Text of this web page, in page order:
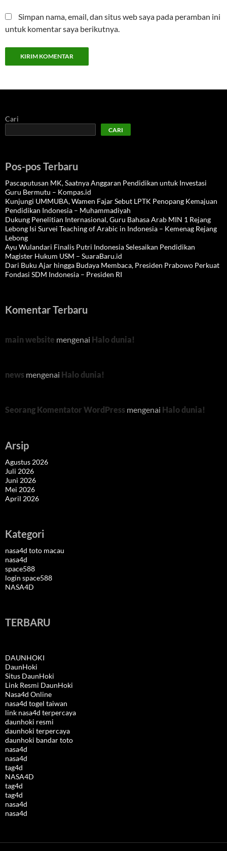
Simpan nama, email, dan situs web saya pada peramban ini
untuk komentar saya berikutnya.
Cari
CARI
Pos-pos Terbaru
Pascaputusan MK, Saatnya Anggaran Pendidikan untuk Investasi
Guru Bermutu – Kompas.id
Kunjungi UMMUBA, Wamen Fajar Sebut LPTK Penopang Kemajuan
Pendidikan Indonesia – Muhammadiyah
Dukung Penelitian Internasional, Guru Bahasa Arab MIN 1 Rejang
Lebong Isi Survei Teaching of Arabic in Indonesia – Kemenag Rejang
Lebong
Ayu Wulandari Finalis Putri Indonesia Selesaikan Pendidikan
Magister Hukum USM – SuaraBaru.id
Dari Buku Ajar hingga Budaya Membaca, Presiden Prabowo Perkuat
Fondasi SDM Indonesia – Presiden RI
Komentar Terbaru
main website mengenai Halo dunia!
news mengenai Halo dunia!
Seorang Komentator WordPress mengenai Halo dunia!
Arsip
Agustus 2026
Juli 2026
Juni 2026
Mei 2026
April 2026
Kategori
nasa4d toto macau
nasa4d
space588
login space588
NASA4D
TERBARU
DAUNHOKI
DaunHoki
Situs DaunHoki
Link Resmi DaunHoki
Nasa4d Online
nasa4d togel taiwan
link nasa4d terpercaya
daunhoki resmi
daunhoki terpercaya
daunhoki bandar toto
nasa4d
nasa4d
tag4d
NASA4D
tag4d
tag4d
nasa4d
nasa4d